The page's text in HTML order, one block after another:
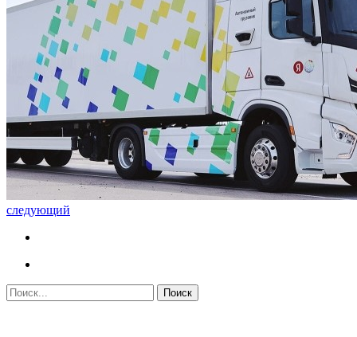
следующий